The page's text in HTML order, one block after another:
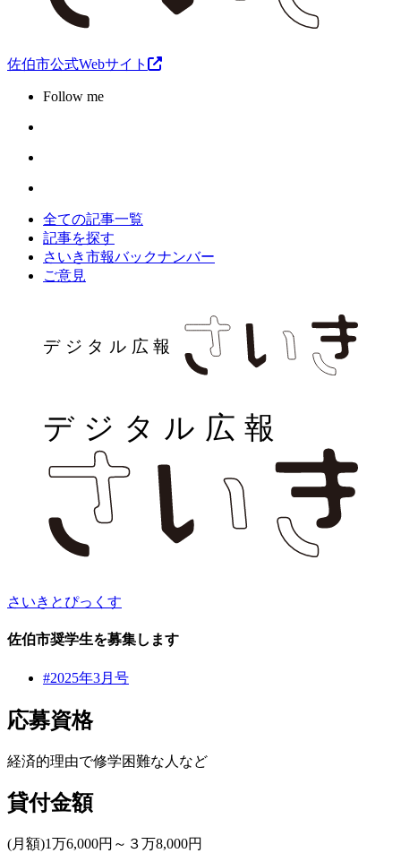
佐伯市公式Webサイト
Follow me
全ての記事一覧
記事を探す
さいき市報バックナンバー
ご意見
さいきとぴっくす
佐伯市奨学生を募集します
#2025年3月号
応募資格
経済的理由で修学困難な人など
貸付金額
(月額)1万6,000円～３万8,000円